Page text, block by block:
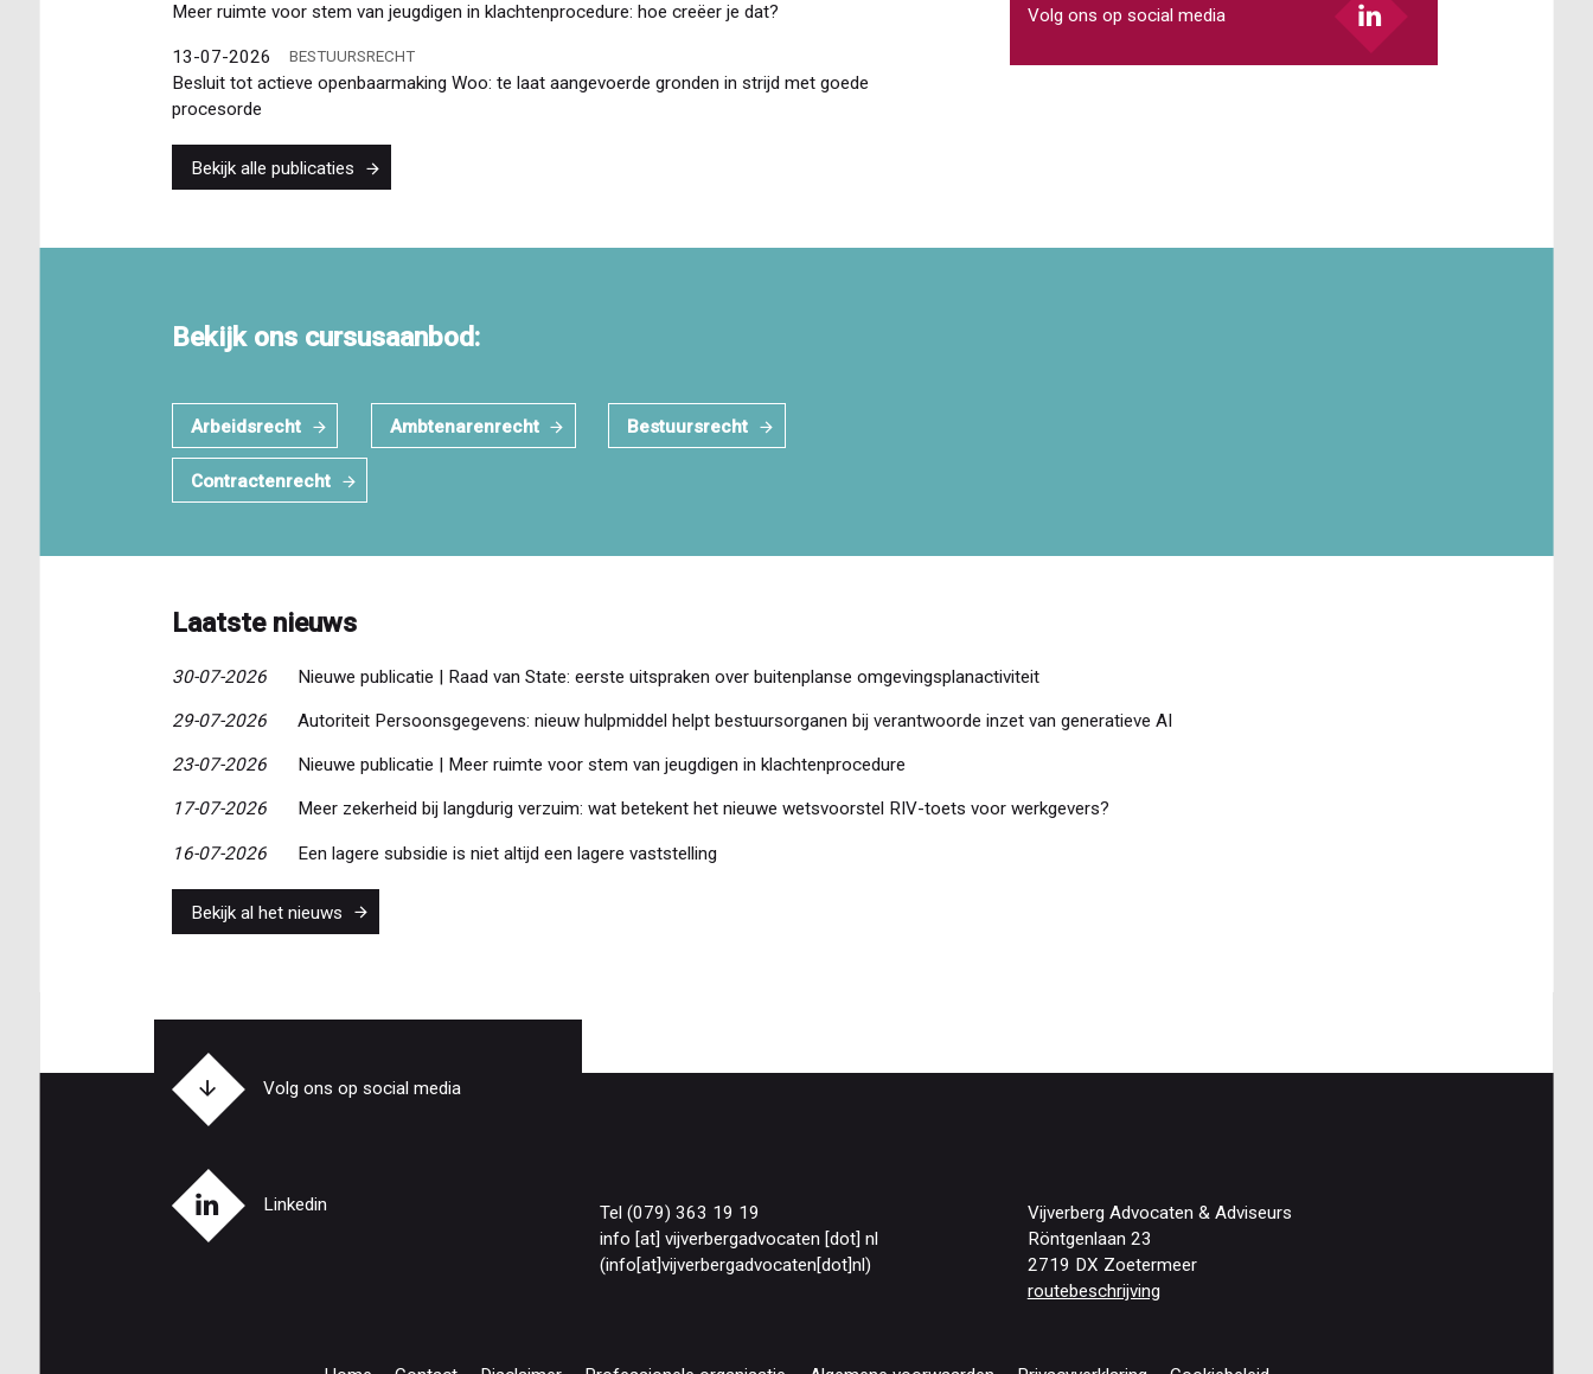
Meer ruimte voor stem van jeugdigen in klachtenprocedure: hoe creëer je dat?
13-07-2026 BESTUURSRECHT
Besluit tot actieve openbaarmaking Woo: te laat aangevoerde gronden in strijd met goede
procesorde
Volg ons op social media
Bekijk alle publicaties
Bekijk ons cursusaanbod:
Arbeidsrecht Ambtenarenrecht Bestuursrecht
Contractenrecht
Laatste nieuws
30-07-2026 Nieuwe publicatie | Raad van State: eerste uitspraken over buitenplanse omgevingsplanactiviteit
29-07-2026 Autoriteit Persoonsgegevens: nieuw hulpmiddel helpt bestuursorganen bij verantwoorde inzet van generatieve AI
23-07-2026 Nieuwe publicatie | Meer ruimte voor stem van jeugdigen in klachtenprocedure
17-07-2026 Meer zekerheid bij langdurig verzuim: wat betekent het nieuwe wetsvoorstel RIV-toets voor werkgevers?
16-07-2026 Een lagere subsidie is niet altijd een lagere vaststelling
Bekijk al het nieuws
Volg ons op social media
Linkedin
Tel (079) 363 19 19
info [at] vijverbergadvocaten [dot] nl
(info[at]vijverbergadvocaten[dot]nl)
Vijverberg Advocaten & Adviseurs
Röntgenlaan 23
2719 DX Zoetermeer
routebeschrijving